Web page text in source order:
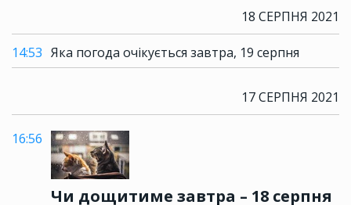
18 СЕРПНЯ 2021
14:53 Яка погода очікується завтра, 19 серпня
17 СЕРПНЯ 2021
16:56
Чи дощитиме завтра – 18 серпня